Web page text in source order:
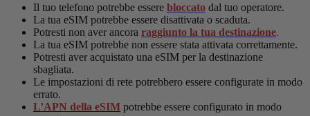
Il tuo telefono potrebbe essere bloccato dal tuo operatore.
La tua eSIM potrebbe essere disattivata o scaduta.
Potresti non aver ancora raggiunto la tua destinazione.
La tua eSIM potrebbe non essere stata attivata correttamente.
Potresti aver acquistato una eSIM per la destinazione
sbagliata.
Le impostazioni di rete potrebbero essere configurate in modo
errato.
L’APN della eSIM potrebbe essere configurato in modo